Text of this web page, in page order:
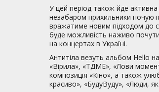
У цей період також йде
незабаром прихильники
вражатиме новим підходом до
буде можливість наживо
на концертах в Україні.
Антитіла везуть альбом Hello
«Вірила», «ТДМЕ», «Лови
композиція «Кіно», а також
красиво», «БудуВуду», «Люди, як